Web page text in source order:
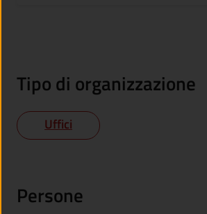
Tipo di organizzazione
Uffici
Persone